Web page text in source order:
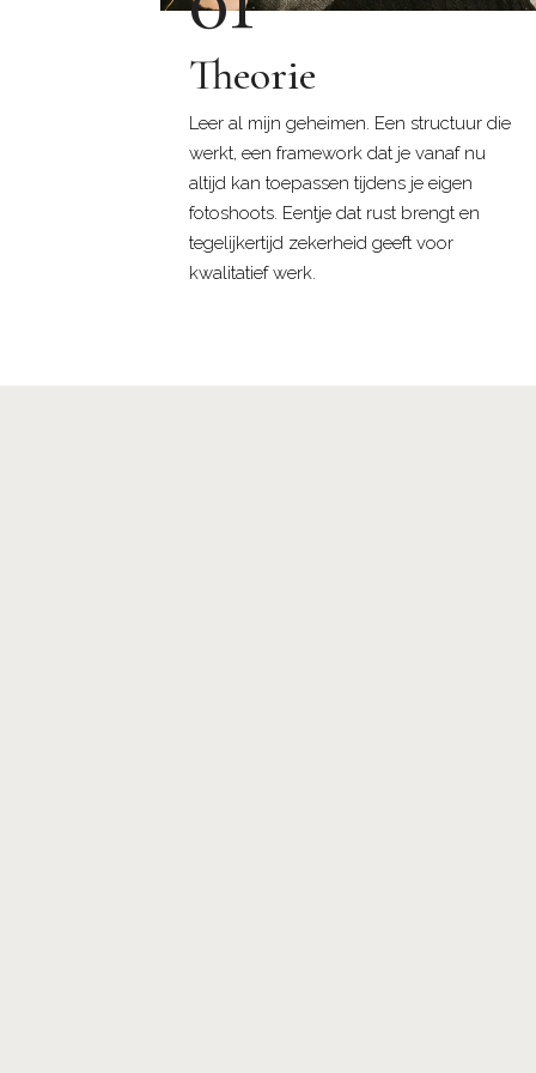
Theorie
Leer al mijn geheimen. Een structuur die
werkt, een framework dat je vanaf nu
altijd kan toepassen tijdens je eigen
fotoshoots. Eentje dat rust brengt en
tegelijkertijd zekerheid geeft voor
kwalitatief werk.